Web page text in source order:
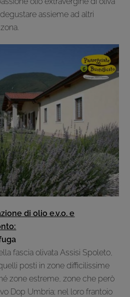
assieme ad altri
di olio e.v.o. e
fascia olivata Assisi Spoleto,
posti in zone difficilissime
zone estreme, zone che però
Dop Umbria; nel loro frantoio